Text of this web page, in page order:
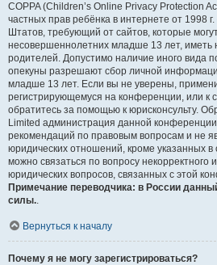
COPPA (Children’s Online Privacy Protection
частных прав ребёнка в интернете от 1998
Штатов, требующий от сайтов, которые
несовершеннолетних младше 13 лет, иметь
родителей. Допустимо наличие иного вида
опекуны разрешают сбор личной
младше 13 лет. Если вы не уверены,
регистрирующемуся на конференции, или к
обратитесь за помощью к юрисконсульту.
Limited администрация данной
рекомендаций по правовым вопросам и не
юридических отношений, кроме указанных в
можно связаться по вопросу некорректного
юридических вопросов, связанных с этой
Примечание переводчика: в России
силы..
Вернуться к началу
Почему я не могу зарегистрироваться?